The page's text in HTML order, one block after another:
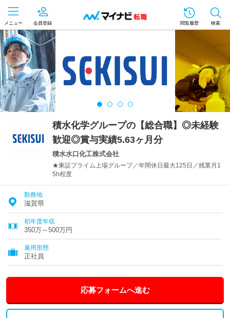
メニュー 会員登録 閲覧履歴 検索
積水化学グループの【総合職】◎未経験
歓迎◎賞与実績5.63ヶ月分
積水水口化工株式会社
★東証プライム上場グループ／年間休日最大125日／残業月1
5h程度
勤務地
滋賀県
初年度年収
350万～500万円
雇用形態
正社員
応募フォームへ進む